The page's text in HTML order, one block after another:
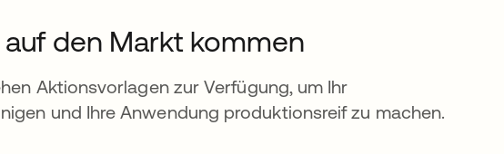
den Markt kommen
Aktionsvorlagen zur Verfügung, um Ihr
und Ihre Anwendung produktionsreif zu machen.